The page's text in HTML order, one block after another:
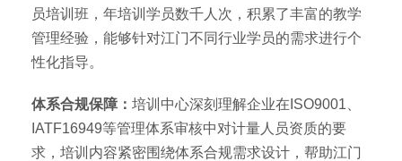
员培训班，年培训学员数千人次，积累了丰富的教学
管理经验，能够针对江门不同行业学员的需求进行个
性化指导。
体系合规保障： 培训中心深刻理解企业在ISO9001、
IATF16949等管理体系审核中对计量人员资质的要
求，培训内容紧密围绕体系合规需求设计，帮助江门